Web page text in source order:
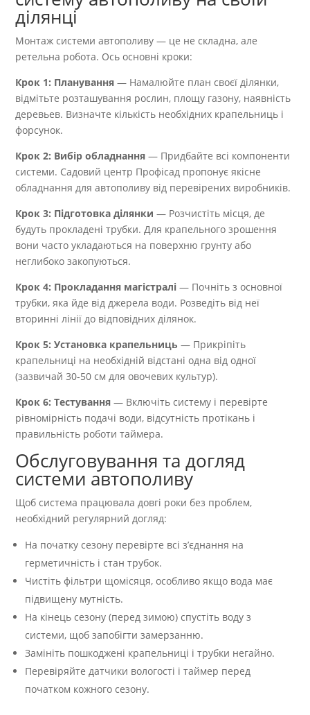
ділянці
Монтаж системи автополиву — це не складна, але
ретельна робота. Ось основні кроки:
Крок 1: Планування — Намалюйте план своєї ділянки,
відмітьте розташування рослин, площу газону, наявність
деревьев. Визначте кількість необхідних крапельниць і
форсунок.
Крок 2: Вибір обладнання — Придбайте всі компоненти
системи. Садовий центр Профісад пропонує якісне
обладнання для автополиву від перевірених виробників.
Крок 3: Підготовка ділянки — Розчистіть місця, де
будуть прокладені трубки. Для крапельного зрошення
вони часто укладаються на поверхню грунту або
неглибоко закопуються.
Крок 4: Прокладання магістралі — Почніть з основної
трубки, яка йде від джерела води. Розведіть від неї
вторинні лінії до відповідних ділянок.
Крок 5: Установка крапельниць — Прикріпіть
крапельниці на необхідній відстані одна від одної
(зазвичай 30-50 см для овочевих культур).
Крок 6: Тестування — Включіть систему і перевірте
рівномірність подачі води, відсутність протікань і
правильність роботи таймера.
Обслуговування та догляд
системи автополиву
Щоб система працювала довгі роки без проблем,
необхідний регулярний догляд:
На початку сезону перевірте всі з’єднання на
герметичність і стан трубок.
Чистіть фільтри щомісяця, особливо якщо вода має
підвищену мутність.
На кінець сезону (перед зимою) спустіть воду з
системи, щоб запобігти замерзанню.
Замініть пошкоджені крапельниці і трубки негайно.
Перевіряйте датчики вологості і таймер перед
початком кожного сезону.